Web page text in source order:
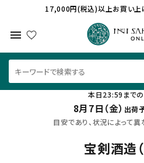
17,000円(税込)以上お買い上
menu
本日23:59まで
8月7日（金） 出荷
目安であり、状況によって異
宝剣酒造